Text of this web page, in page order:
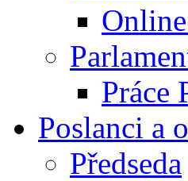
Práce
Poslanci a
Předseda